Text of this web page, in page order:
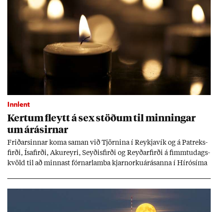
Innlent
Kert­um fleytt á sex stöð­um til minn­ing­ar
um árás­irn­ar
Frið­arsinn­ar koma sam­an við Tjörn­ina í Reykja­vík og á Pat­reks­
firði, Ísa­firði, Ak­ur­eyri, Seyð­is­firði og Reyð­ar­firði á fimmtu­dags­
kvöld til að minn­ast fórn­ar­lamba kjarn­orku­árás­anna í Hírósíma